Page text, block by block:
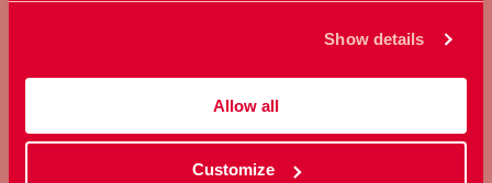
Show details
Allow all
Customize
GE EN GÅVA
Bidra med ett valfritt belopp och
stöd vårt arbete här och nu.